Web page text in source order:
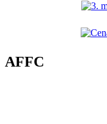
AFFC